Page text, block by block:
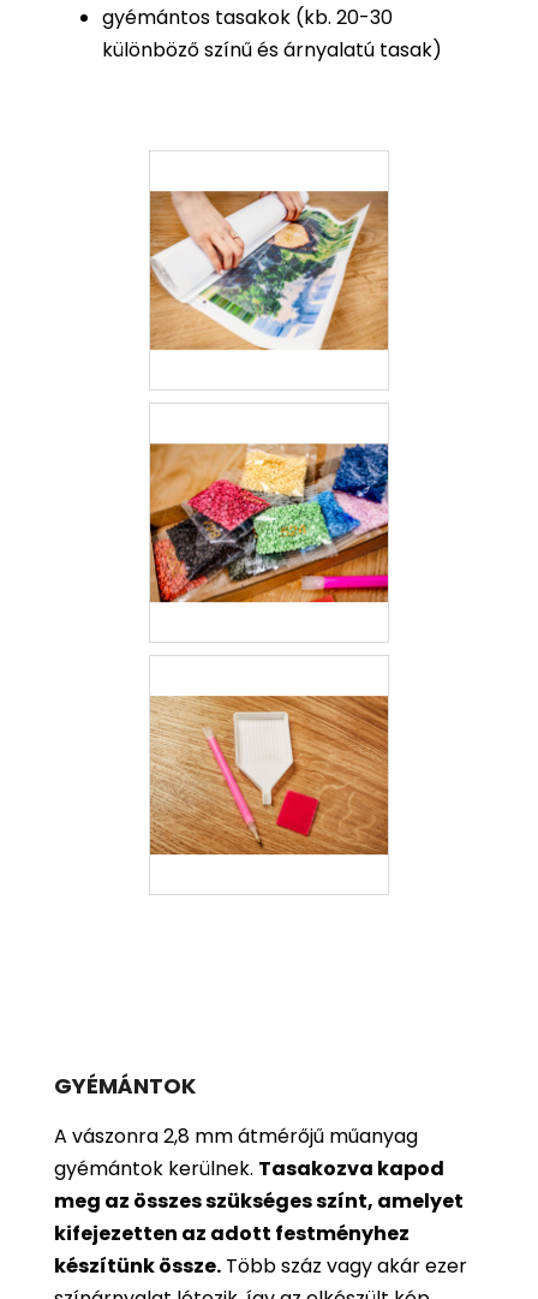
gyémántos tasakok (kb. 20-30
különböző színű és árnyalatú tasak)
GYÉMÁNTOK
A vászonra 2,8 mm átmérőjű műanyag
gyémántok kerülnek. Tasakozva kapod
meg az összes szükséges színt, amelyet
kifejezetten az adott festményhez
készítünk össze. Több száz vagy akár ezer